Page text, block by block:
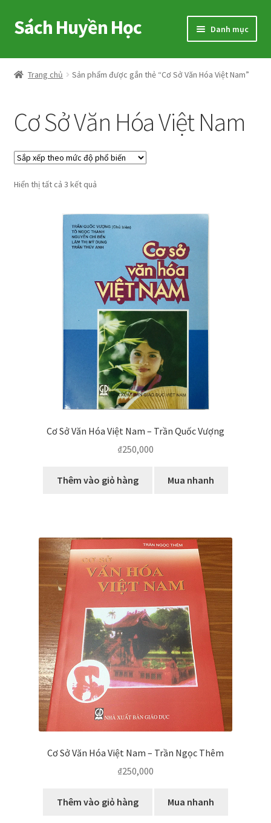
Đi
đến
hướng
Chuyển
đến
dung
Sách Huyền Học Danh mục
Home
Shop
Voucher
Hướng Dẫn
Trang chủ Sản phẩm được gắn thẻ “Cơ Sở Văn Hóa Việt Nam”
Cơ Sở Văn Hóa Việt Nam
Hiển thị tất cả 3 kết quảĐã
theo
mức
độ
Cơ Sở Văn Hóa Việt Nam – Trần Quốc Vượng
₫250,000
Thêm vào giỏ hàng Mua nhanh
Cơ Sở Văn Hóa Việt Nam – Trần Ngọc Thêm
₫250,000
Thêm vào giỏ hàng Mua nhanh